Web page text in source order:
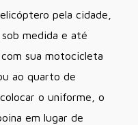
pela cidade,
medida e até
sua motocicleta
ao quarto de
o uniforme, o
em lugar de